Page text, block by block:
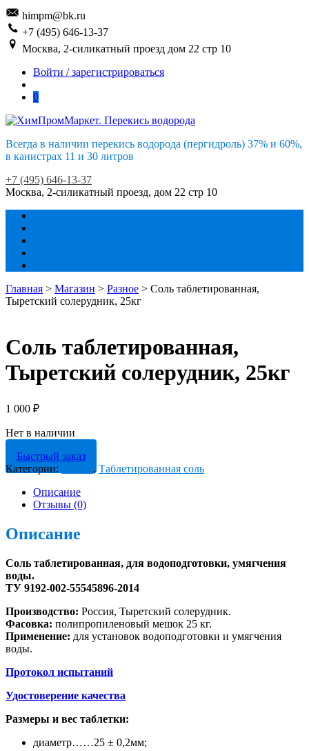
Skip
to
navigation
Skip
to
content
himpm@bk.ru
+7 (495) 646-13-37
Москва, 2-силикатный проезд дом 22 стр 10
Войти / зарегистрироваться
0
Всегда в наличии перекись водорода (пергидроль) 37% и 60%,
в канистрах 11 и 30 литров
+7 (495) 646-13-37
Москва, 2-силикатный проезд, дом 22 стр 10
Главная > Магазин > Разное > Соль таблетированная,
Тыретский солерудник, 25кг
Соль таблетированная,
Тыретский солерудник, 25кг
1 000 ₽
Нет в наличии
Быстрый заказ
Категории:
,Таблетированная соль
Описание
Отзывы (0)
Описание
Соль таблетированная, для водоподготовки, умягчения
воды.
ТУ 9192-002-55545896-2014
Производство: Россия, Тыретский солерудник.
Фасовка: полипропиленовый мешок 25 кг.
Применение: для установок водоподготовки и умягчения
воды.
Протокол испытаний
Удостоверение качества
Размеры и вес таблетки:
диаметр……25 ± 0,2мм;